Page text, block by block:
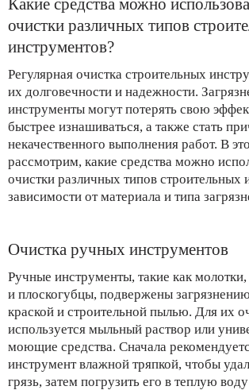
Какие средства можно
очистки различных типов
инструментов?
Регулярная очистка строительных
их долговечности и надежности.
инструменты могут потерять свою
быстрее изнашиваться, а также стать
некачественного выполнения работ. В
рассмотрим, какие средства можно
очистки различных типов строительных
зависимости от материала и типа
Очистка ручных инструментов
Ручные инструменты, такие как
и плоскогубцы, подвержены
краской и строительной пылью. Для их
используется мыльный раствор или
моющие средства. Сначала
инструмент влажной тряпкой, чтобы
грязь, затем погрузить его в теплую